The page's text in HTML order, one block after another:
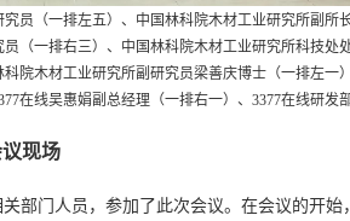
员（一排左五）、中国林科院木材工业研究所副所
（一排右三）、中国林科院木材工业研究所科技处
院木材工业研究所副研究员梁善庆博士（一排左一
线吴惠娟副总经理（一排右一）、3377在线研发
现场
部门人员，参加了此次会议。在会议的开始